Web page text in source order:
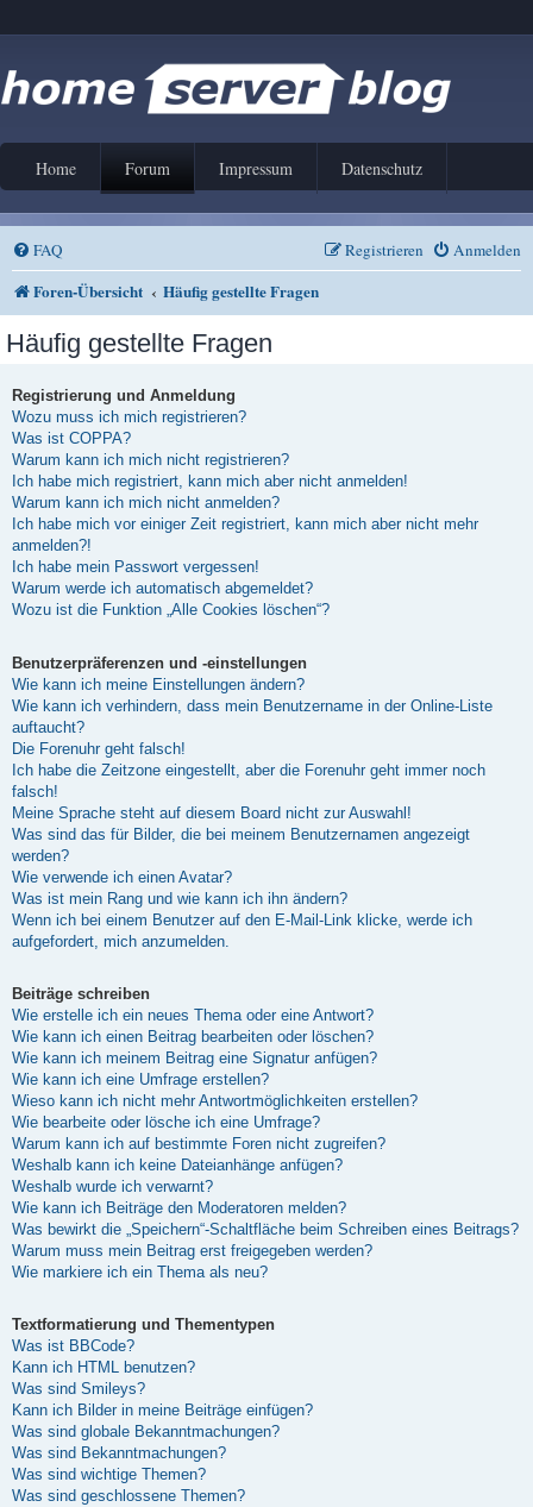
Home Forum Impressum Datenschutz
FAQ Anmelden
Registrieren
Foren-Übersicht Häufig gestellte Fragen
Häufig gestellte Fragen
Registrierung und Anmeldung
Wozu muss ich mich registrieren?
Was ist COPPA?
Warum kann ich mich nicht registrieren?
Ich habe mich registriert, kann mich aber nicht anmelden!
Warum kann ich mich nicht anmelden?
Ich habe mich vor einiger Zeit registriert, kann mich aber nicht mehr
anmelden?!
Ich habe mein Passwort vergessen!
Warum werde ich automatisch abgemeldet?
Wozu ist die Funktion „Alle Cookies löschen“?
Benutzerpräferenzen und -einstellungen
Wie kann ich meine Einstellungen ändern?
Wie kann ich verhindern, dass mein Benutzername in der Online-Liste
auftaucht?
Die Forenuhr geht falsch!
Ich habe die Zeitzone eingestellt, aber die Forenuhr geht immer noch
falsch!
Meine Sprache steht auf diesem Board nicht zur Auswahl!
Was sind das für Bilder, die bei meinem Benutzernamen angezeigt
werden?
Wie verwende ich einen Avatar?
Was ist mein Rang und wie kann ich ihn ändern?
Wenn ich bei einem Benutzer auf den E-Mail-Link klicke, werde ich
aufgefordert, mich anzumelden.
Beiträge schreiben
Wie erstelle ich ein neues Thema oder eine Antwort?
Wie kann ich einen Beitrag bearbeiten oder löschen?
Wie kann ich meinem Beitrag eine Signatur anfügen?
Wie kann ich eine Umfrage erstellen?
Wieso kann ich nicht mehr Antwortmöglichkeiten erstellen?
Wie bearbeite oder lösche ich eine Umfrage?
Warum kann ich auf bestimmte Foren nicht zugreifen?
Weshalb kann ich keine Dateianhänge anfügen?
Weshalb wurde ich verwarnt?
Wie kann ich Beiträge den Moderatoren melden?
Was bewirkt die „Speichern“-Schaltfläche beim Schreiben eines Beitrags?
Warum muss mein Beitrag erst freigegeben werden?
Wie markiere ich ein Thema als neu?
Textformatierung und Thementypen
Was ist BBCode?
Kann ich HTML benutzen?
Was sind Smileys?
Kann ich Bilder in meine Beiträge einfügen?
Was sind globale Bekanntmachungen?
Was sind Bekanntmachungen?
Was sind wichtige Themen?
Was sind geschlossene Themen?